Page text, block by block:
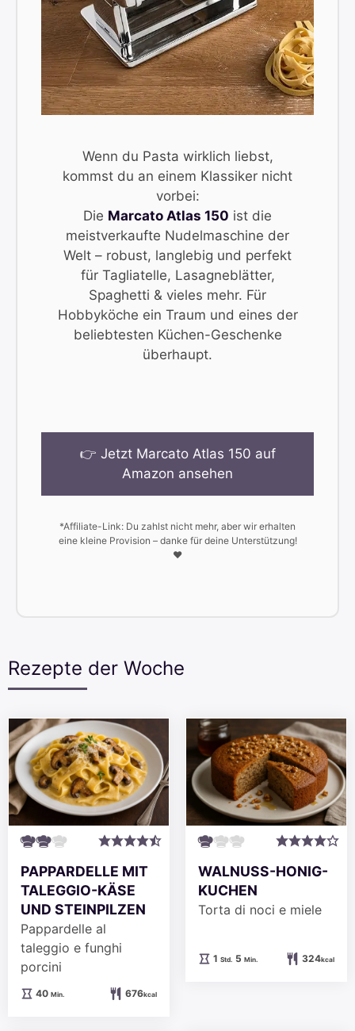
Wenn du Pasta wirklich liebst,
kommst du an einem Klassiker nicht
vorbei:
Die Marcato Atlas 150 ist die
meistverkaufte Nudelmaschine der
Welt – robust, langlebig und perfekt
für Tagliatelle, Lasagneblätter,
Spaghetti & vieles mehr. Für
Hobbyköche ein Traum und eines der
beliebtesten Küchen-Geschenke
überhaupt.
👉 Jetzt Marcato Atlas 150 auf
Amazon ansehen
*Affiliate-Link: Du zahlst nicht mehr, aber wir erhalten
eine kleine Provision – danke für deine Unterstützung!
❤️
Rezepte der Woche
PAPPARDELLE MIT
TALEGGIO-KÄSE
UND STEINPILZEN
Pappardelle al
taleggio e funghi
porcini
40Minuten
Min. 676kcal
WALNUSS-HONIG-
KUCHEN
Torta di noci e miele
1Stunde
Std. 5Minuten
Min. 324kcal